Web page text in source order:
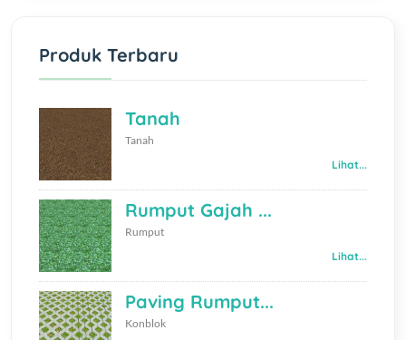
Produk Terbaru
Tanah
Tanah
Lihat...
Rumput Gajah ...
Rumput
Lihat...
Paving Rumput...
Konblok